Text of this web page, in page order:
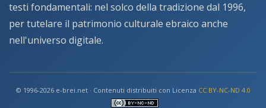
testi fondamentali: nel solco della tradizione dal 1996,
per tutelare il patrimonio culturale ebraico anche
nell'universo digitale.
© 1996-2026 e-brei.net · Contenuti distribuiti con Licenza CC BY-NC-ND 4.0